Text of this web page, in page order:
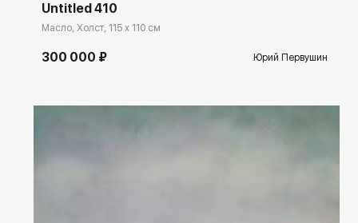
Untitled 410
Масло, Холст, 115 x 110 см
300 000 ₽ Юрий Первушин